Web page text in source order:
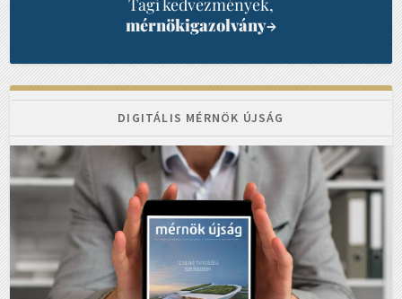
mérnökigazolvány→
DIGITÁLIS MÉRNÖK ÚJSÁG